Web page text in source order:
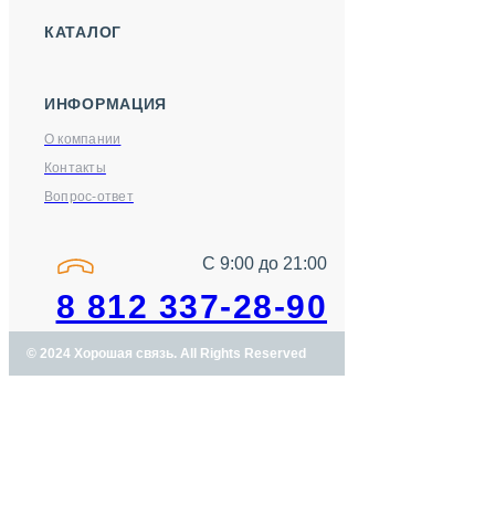
КАТАЛОГ
ИНФОРМАЦИЯ
О компании
Контакты
Вопрос-ответ
С 9:00 до 21:00
8 812 337-28-90
© 2024 Хорошая связь. All Rights Reserved